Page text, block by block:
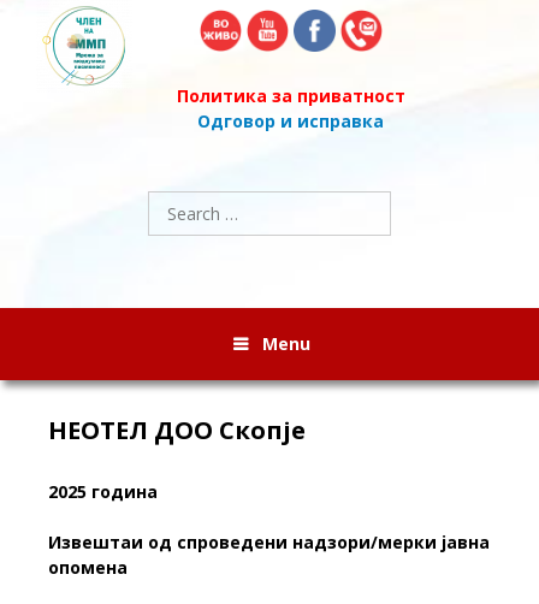
Политика за приватност
Одговор и исправка
Search
for:
Menu
НЕОТЕЛ ДОО Скопје
2025 година
Извештаи од спроведени надзори/мерки јавна
опомена